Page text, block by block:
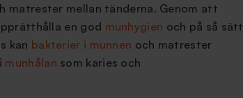
mellan tänderna. Genom att
en god munhygien och på så sätt
kan bakterier i munnen och matrester
munhålan som karies och